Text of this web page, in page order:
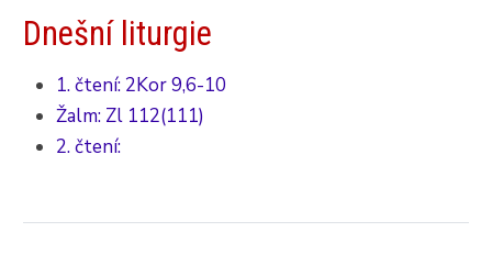
Dnešní liturgie
1. čtení: 2Kor 9,6-10
Žalm: Zl 112(111)
2. čtení: